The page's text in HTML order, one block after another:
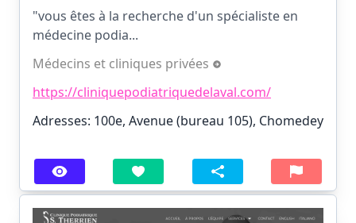
"vous êtes à la recherche d'un spécialiste en
médecine podia...
Médecins et cliniques privées
https://cliniquepodiatriquedelaval.com/
Adresses: 100e, Avenue (bureau 105), Chomedey